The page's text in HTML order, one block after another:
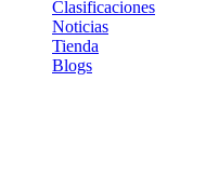
Clasificaciones
Noticias
Tienda
Blogs